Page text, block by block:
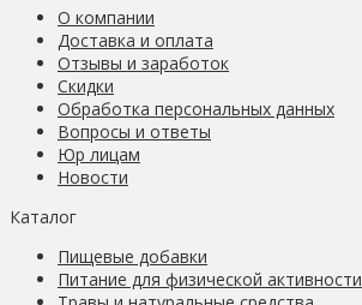
О компании
Доставка и оплата
Отзывы и заработок
Скидки
Обработка персональных данных
Вопросы и ответы
Юр лицам
Новости
Каталог
Пищевые добавки
Питание для физической активности